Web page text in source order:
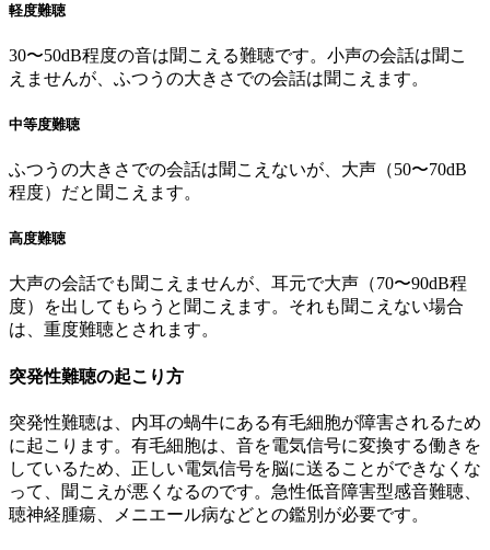
軽度難聴
30〜50dB程度の音は聞こえる難聴です。小声の会話は聞こ
えませんが、ふつうの大きさでの会話は聞こえます。
中等度難聴
ふつうの大きさでの会話は聞こえないが、大声（50〜70dB
程度）だと聞こえます。
高度難聴
大声の会話でも聞こえませんが、耳元で大声（70〜90dB程
度）を出してもらうと聞こえます。それも聞こえない場合
は、重度難聴とされます。
突発性難聴の起こり方
突発性難聴は、内耳の蝸牛にある有毛細胞が障害されるため
に起こります。有毛細胞は、音を電気信号に変換する働きを
しているため、正しい電気信号を脳に送ることができなくな
って、聞こえが悪くなるのです。急性低音障害型感音難聴、
聴神経腫瘍、メニエール病などとの鑑別が必要です。